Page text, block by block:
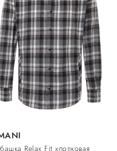
Relax Fit хлопковая